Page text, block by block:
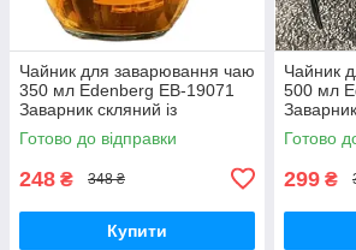
Чайник для заварювання чаю
350 мл Edenberg EB-19071
Заварник скляний із
неіржавким ситом
Готово до відправки
248 ₴ 348 ₴
Купити
Чайник
500 мл
для
Готово
299 ₴